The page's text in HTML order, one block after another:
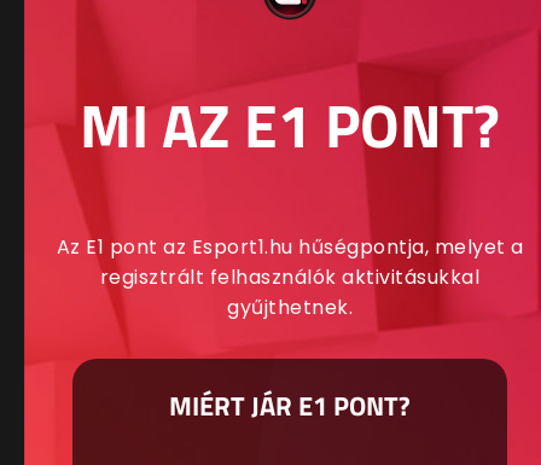
MI AZ E1 PONT?
Az E1 pont az Esport1.hu hűségpontja, melyet a
regisztrált felhasználók aktivitásukkal
gyűjthetnek.
MIÉRT JÁR E1 PONT?